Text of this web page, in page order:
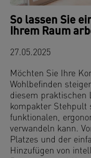
So lassen Sie
Ihrem Raum
27.05.2025
Möchten Sie Ihre
Wohlbefinden
diesem praktischen
kompakter Stehpult
funktionalen,
verwandeln kann.
Platzes und der
Hinzufügen von